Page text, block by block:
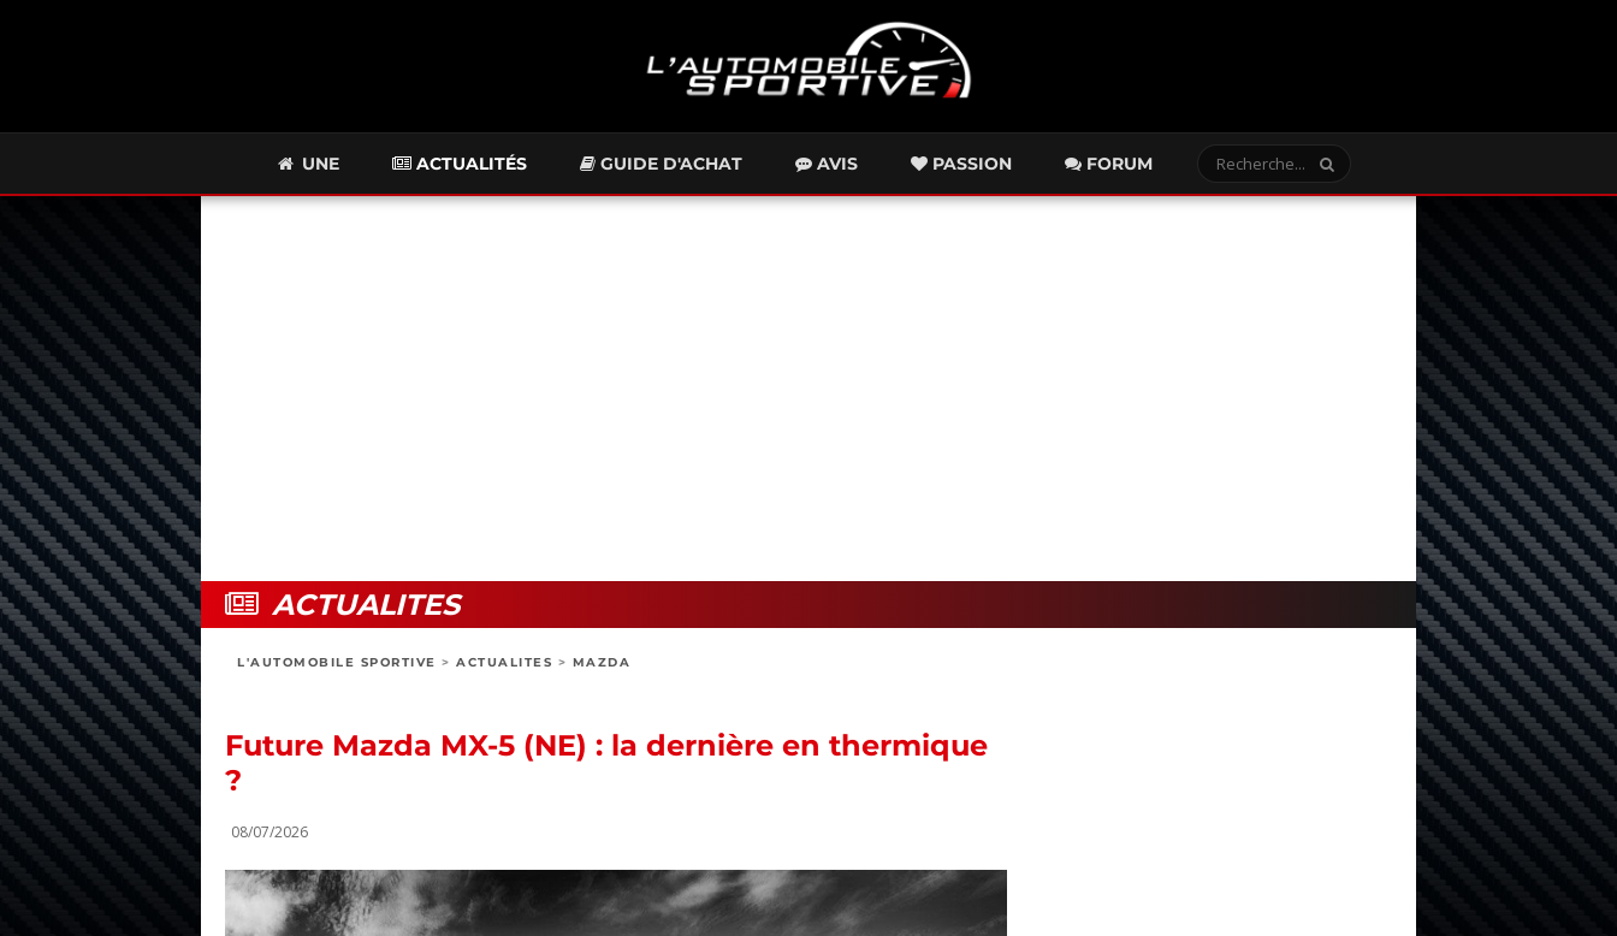
UNE ACTUALITÉS GUIDE D'ACHAT AVIS PASSION FORUM
ACTUALITES
L'AUTOMOBILE SPORTIVE > ACTUALITES > MAZDA
Future Mazda MX-5 (NE) : la dernière en thermique
?
08/07/2026